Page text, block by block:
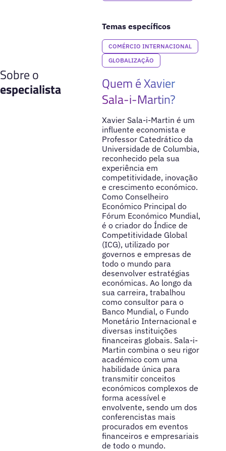
Temas específicos
COMÉRCIO INTERNACIONAL
GLOBALIZAÇÃO
Sobre o
especialista
Quem é Xavier
Sala-i-Martin?
Xavier Sala-i-Martin é um
influente economista e
Professor Catedrático da
Universidade de Columbia,
reconhecido pela sua
experiência em
competitividade, inovação
e crescimento económico.
Como Conselheiro
Económico Principal do
Fórum Económico Mundial,
é o criador do Índice de
Competitividade Global
(ICG), utilizado por
governos e empresas de
todo o mundo para
desenvolver estratégias
económicas. Ao longo da
sua carreira, trabalhou
como consultor para o
Banco Mundial, o Fundo
Monetário Internacional e
diversas instituições
financeiras globais. Sala-i-
Martin combina o seu rigor
académico com uma
habilidade única para
transmitir conceitos
económicos complexos de
forma acessível e
envolvente, sendo um dos
conferencistas mais
procurados em eventos
financeiros e empresariais
de todo o mundo.